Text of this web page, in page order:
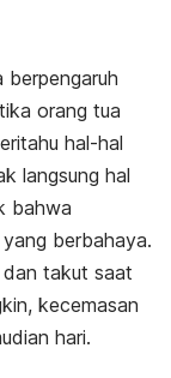
berpengaruh
orang tua
hal-hal
langsung hal
bahwa
berbahaya.
dan takut saat
kecemasan
hari.